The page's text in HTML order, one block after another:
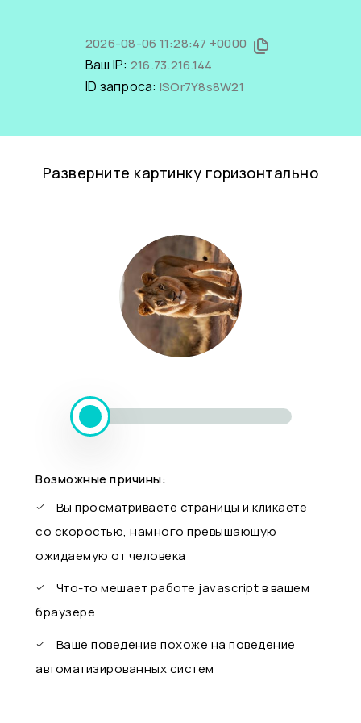
2026-08-06 11:28:47 +0000
Ваш IP: 216.73.216.144
ID запроса: lSOr7Y8s8W21
Разверните картинку горизонтально
Возможные причины:
Вы просматриваете страницы и кликаете
со скоростью, намного превышающую
ожидаемую от человека
Что-то мешает работе javascript в вашем
браузере
Ваше поведение похоже на поведение
автоматизированных систем